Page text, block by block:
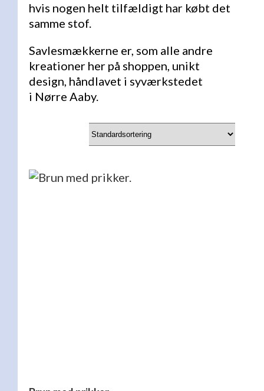
hvis nogen helt tilfældigt har købt det
samme stof.
Savlesmækkerne er, som alle andre
kreationer her på shoppen, unikt
design, håndlavet i syværkstedet
i Nørre Aaby.